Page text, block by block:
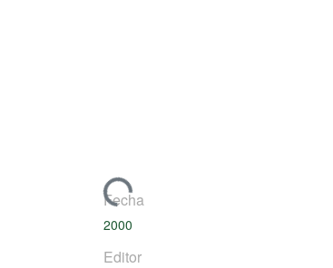
Cargando...
Fecha
2000
Editor